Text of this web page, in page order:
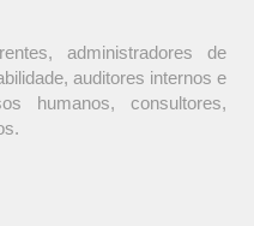
administradores de
auditores internos e
humanos, consultores,